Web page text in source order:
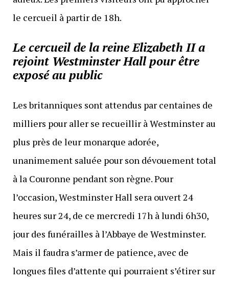
le cercueil à partir de 18h.
Le cercueil de la reine Elizabeth II a
rejoint Westminster Hall pour être
exposé au public
Les britanniques sont attendus par centaines de
milliers pour aller se recueillir à Westminster au
plus près de leur monarque adorée,
unanimement saluée pour son dévouement total
à la Couronne pendant son règne. Pour
l’occasion, Westminster Hall sera ouvert 24
heures sur 24, de ce mercredi 17h à lundi 6h30,
jour des funérailles à l’Abbaye de Westminster.
Mais il faudra s’armer de patience, avec de
longues files d’attente qui pourraient s’étirer sur